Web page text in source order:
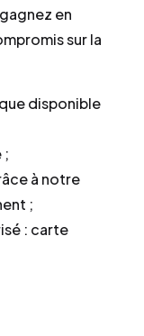
en
sur la
disponible
;
à notre
;
: carte